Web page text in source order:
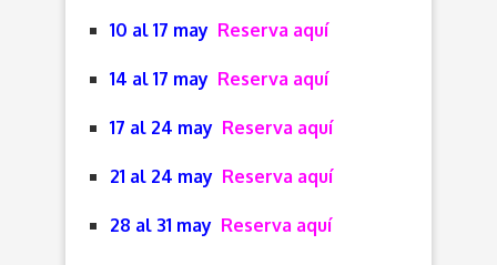
10 al 17 may Reserva aquí
14 al 17 may Reserva aquí
17 al 24 may Reserva aquí
21 al 24 may Reserva aquí
28 al 31 may Reserva aquí